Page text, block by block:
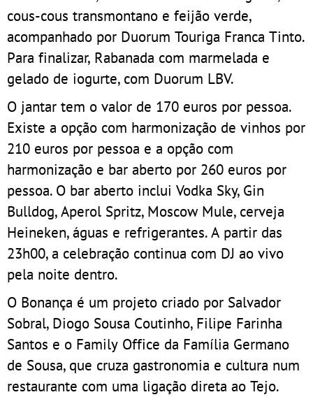
cous-cous transmontano e feijão verde,
acompanhado por Duorum Touriga Franca Tinto.
Para finalizar, Rabanada com marmelada e
gelado de iogurte, com Duorum LBV.
O jantar tem o valor de 170 euros por pessoa.
Existe a opção com harmonização de vinhos por
210 euros por pessoa e a opção com
harmonização e bar aberto por 260 euros por
pessoa. O bar aberto inclui Vodka Sky, Gin
Bulldog, Aperol Spritz, Moscow Mule, cerveja
Heineken, águas e refrigerantes. A partir das
23h00, a celebração continua com DJ ao vivo
pela noite dentro.
O Bonança é um projeto criado por Salvador
Sobral, Diogo Sousa Coutinho, Filipe Farinha
Santos e o Family Office da Família Germano
de Sousa, que cruza gastronomia e cultura num
restaurante com uma ligação direta ao Tejo.